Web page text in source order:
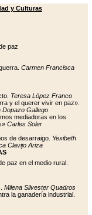
y Culturas
paz
Carmen Francisca
Teresa López Franco
y el querer vivir en paz».
Dopazo Gallego
mediadoras en los
Carles Soler
de desarraigo. Yexibeth
Clavijo Ariza
paz en el medio rural.
Milena Silvester Quadros
la ganadería industrial.